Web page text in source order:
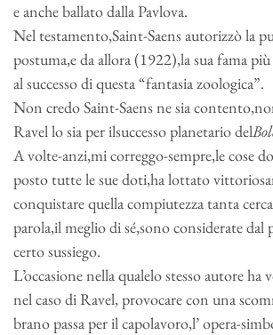
e anche ballato dalla Pavlova.
Nel testamento,Saint-Saens autorizzò la
postuma,e da allora (1922),la sua fama più
al successo di questa “fantasia zoologica”.
Non credo Saint-Saens ne sia
Ravel lo sia per ilsuccesso planetario del
A volte-anzi,mi correggo-sempre,le cose
posto tutte le sue doti,ha lottato
conquistare quella compiutezza tanta
parola,il meglio di sé,sono considerate
certo sussiego.
L’occasione nella qualelo stesso autore ha
nel caso di Ravel, provocare con una
brano passa per il capolavoro,l’ opera-